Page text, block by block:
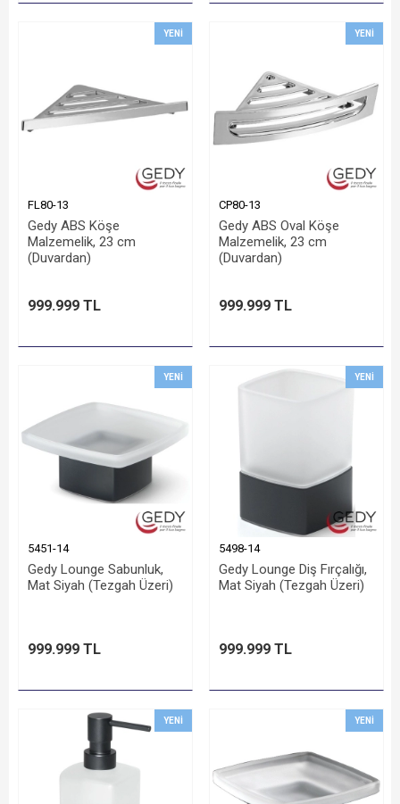
YENI
FL80-13
Gedy ABS Köşe
Malzemelik, 23 cm
(Duvardan)
999.999 TL
YENI
CP80-13
Gedy ABS Oval Köşe
Malzemelik, 23 cm
(Duvardan)
999.999 TL
YENI
5451-14
Gedy Lounge Sabunluk,
Mat Siyah (Tezgah Üzeri)
999.999 TL
YENI
5498-14
Gedy Lounge Diş Fırçalığı,
Mat Siyah (Tezgah Üzeri)
999.999 TL
YENI YENI